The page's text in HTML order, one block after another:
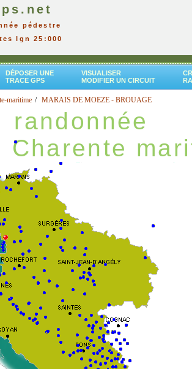
pédestre
Ign 25:000
DÉPOSER UNE
TRACE GPS
VISUALISER
MODIFIER UN CIRCUIT
maritime MARAIS DE MOEZE - BROUAGE
randonnée
Charente